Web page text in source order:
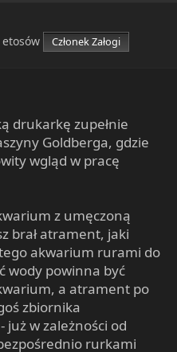
Członek Załogi
drukarkę zupełnie
Goldberga, gdzie
wgląd w pracę
z umęczoną
brał atrament, jaki
akwarium rurami do
wody powinna być
a atrament po
zbiornika
w zależności od
rurkami